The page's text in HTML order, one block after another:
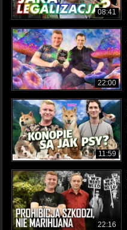
08:41
22:00
11:59
22:16